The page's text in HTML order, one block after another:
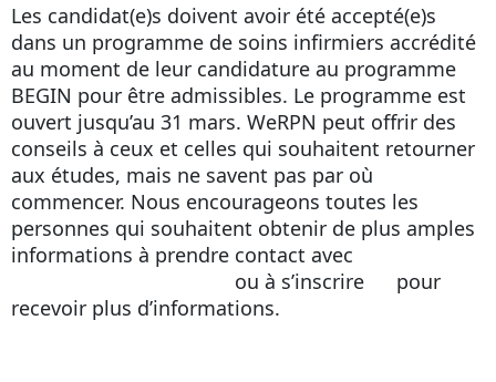
Les candidat(e)s doivent avoir été accepté(e)s
dans un programme de soins infirmiers accrédité
au moment de leur candidature au programme
BEGIN pour être admissibles. Le programme est
ouvert jusqu’au 31 mars. WeRPN peut offrir des
conseils à ceux et celles qui souhaitent retourner
aux études, mais ne savent pas par où
commencer. Nous encourageons toutes les
personnes qui souhaitent obtenir de plus amples
informations à prendre contact avec
ou à s’inscrire
pour
recevoir plus d’informations.